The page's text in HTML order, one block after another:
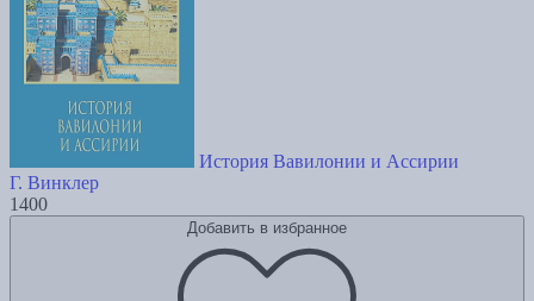
История Вавилонии и Ассирии
Г. Винклер
1400
Добавить в избранное